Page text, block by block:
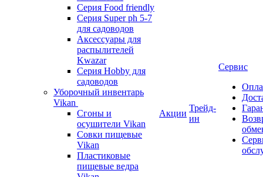
Серия Food friendly
Серия Super ph 5-7
для садоводов
Аксессуары для
распылителей
Kwazar
Серия Hobby для
садоводов
Уборочный инвентарь
Vikan
Сгоны и
осушители Vikan
Совки пищевые
Vikan
Пластиковые
пищевые ведра
Акции
Трейд-
ин
Сервис